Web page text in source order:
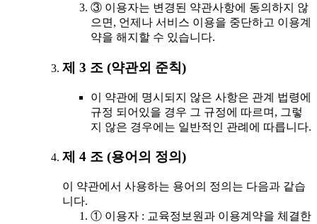
③ 이용자는 변경된 약관사항에 동의하지 않
으면, 언제나 서비스 이용을 중단하고 이용계
약을 해지할 수 있습니다.
제 3 조 (약관외 준칙)
이 약관에 명시되지 않은 사항은 관계 법령에
규정 되어있을 경우 그 규정에 따르며, 그렇
지 않은 경우에는 일반적인 관례에 따릅니다.
제 4 조 (용어의 정의)
이 약관에서 사용하는 용어의 정의는 다음과 같습
니다.
① 이용자 : 교육정보원과 이용계약을 체결한